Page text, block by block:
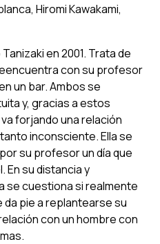
, Hiromi Kawakami,
en 2001. Trata de
con su profesor
un bar. Ambos se
y, gracias a estos
forjando una relación
inconsciente. Ella se
su profesor un día que
En su distancia y
se cuestiona si realmente
da pie a replantearse su
con un hombre con